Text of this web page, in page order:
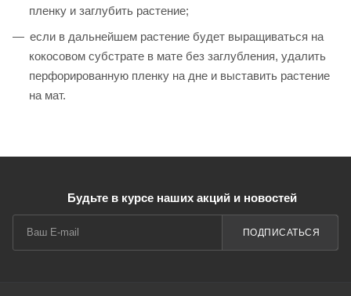
пленку и заглубить растение;
если в дальнейшем растение будет выращиваться на
кокосовом субстрате в мате без заглубления, удалить
перфорированную пленку на дне и выставить растение
на мат.
Будьте в курсе наших акций и новостей
ПОДПИСАТЬСЯ